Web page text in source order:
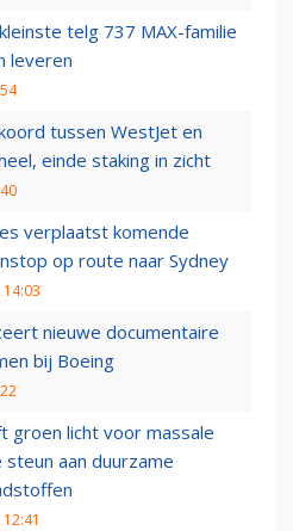
telg 737 MAX-familie
leveren
tussen WestJet en
einde staking in zicht
verplaatst komende
op route naar Sydney
nieuwe documentaire
bij Boeing
groen licht voor massale
aan duurzame